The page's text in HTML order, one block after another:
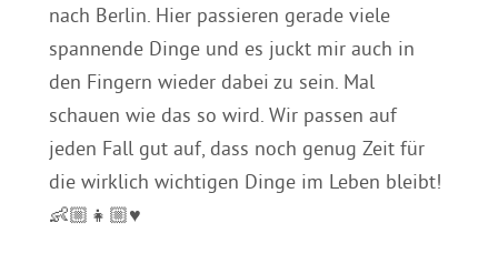
nach Berlin. Hier passieren gerade viele
spannende Dinge und es juckt mir auch in
den Fingern wieder dabei zu sein. Mal
schauen wie das so wird. Wir passen auf
jeden Fall gut auf, dass noch genug Zeit für
die wirklich wichtigen Dinge im Leben bleibt!
👶🏼👧🏼♥️